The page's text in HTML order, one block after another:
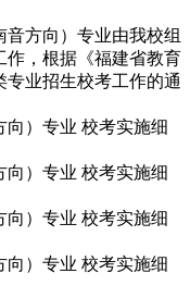
方向）专业由我校组
作，根据《福建省教育
专业招生校考工作的通